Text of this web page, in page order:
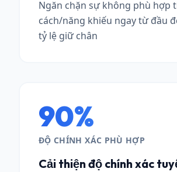
Ngăn chặn sự không phù hợp
cách/năng khiếu ngay từ đầu
tỷ lệ giữ chân
90%
ĐỘ CHÍNH XÁC PHÙ HỢP
Cải thiện độ chính xác